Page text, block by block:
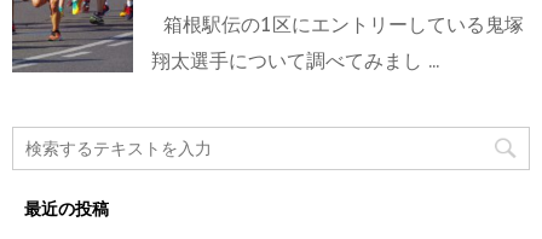
箱根駅伝の1区にエントリーしている鬼塚
翔太選手について調べてみまし ...
最近の投稿